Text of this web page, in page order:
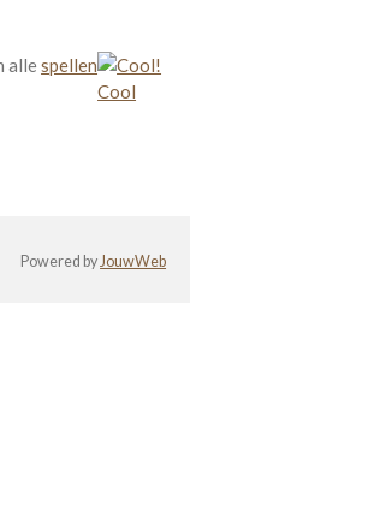
allespellen
Cool
Powered byJouwWeb